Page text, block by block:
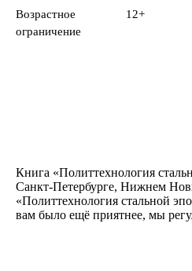
Возрастное
ограничение
12+
Книга «Политтехнология
Санкт-Петербурге, Нижнем
«Политтехнология стальной
вам было ещё приятнее, мы